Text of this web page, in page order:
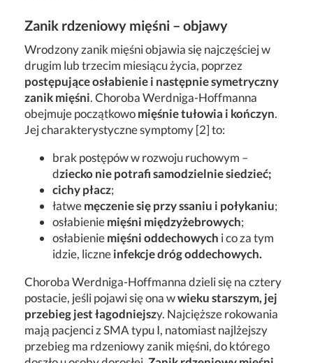
Zanik rdzeniowy mięśni – objawy
Wrodzony zanik mięśni objawia się najczęściej w
drugim lub trzecim miesiącu życia, poprzez
postępujące osłabienie i następnie symetryczny
zanik mięśni. Choroba Werdniga-Hoffmanna
obejmuje początkowomięśnie tułowia i kończyn.
Jej charakterystyczne symptomy [2] to:
brak postępów w rozwoju ruchowym –
dziecko nie potrafi samodzielnie siedzieć;
cichy płacz;
łatwemęczenie się przy ssaniu i połykaniu;
osłabieniemięśni międzyżebrowych;
osłabieniemięśni oddechowych i co za tym
idzie, liczneinfekcje dróg oddechowych.
Choroba Werdniga-Hoffmanna dzieli się na cztery
postacie, jeśli pojawi się ona wwieku starszym, jej
przebieg jest łagodniejszy. Najcięższe rokowania
mają pacjenci z SMA typu I, natomiast najlżejszy
przebieg ma rdzeniowy zanik mięśni, do którego